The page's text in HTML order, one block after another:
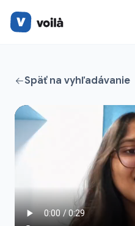
Späť na vyhľadávanie